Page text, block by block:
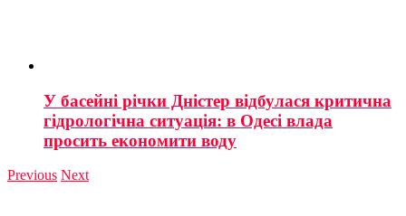
У басейні річки Дністер відбулася критична
гідрологічна ситуація: в Одесі влада
просить економити воду
Previous Next